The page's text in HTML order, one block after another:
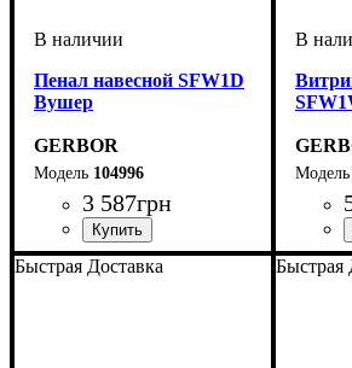
Пенал навесной SFW1D
Вушер
GERBOR
104996
3 587грн
Быстрая Доставка Быстрая